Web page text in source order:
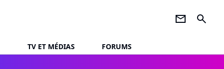
newsletter search
TV ET MÉDIAS
FORUMS